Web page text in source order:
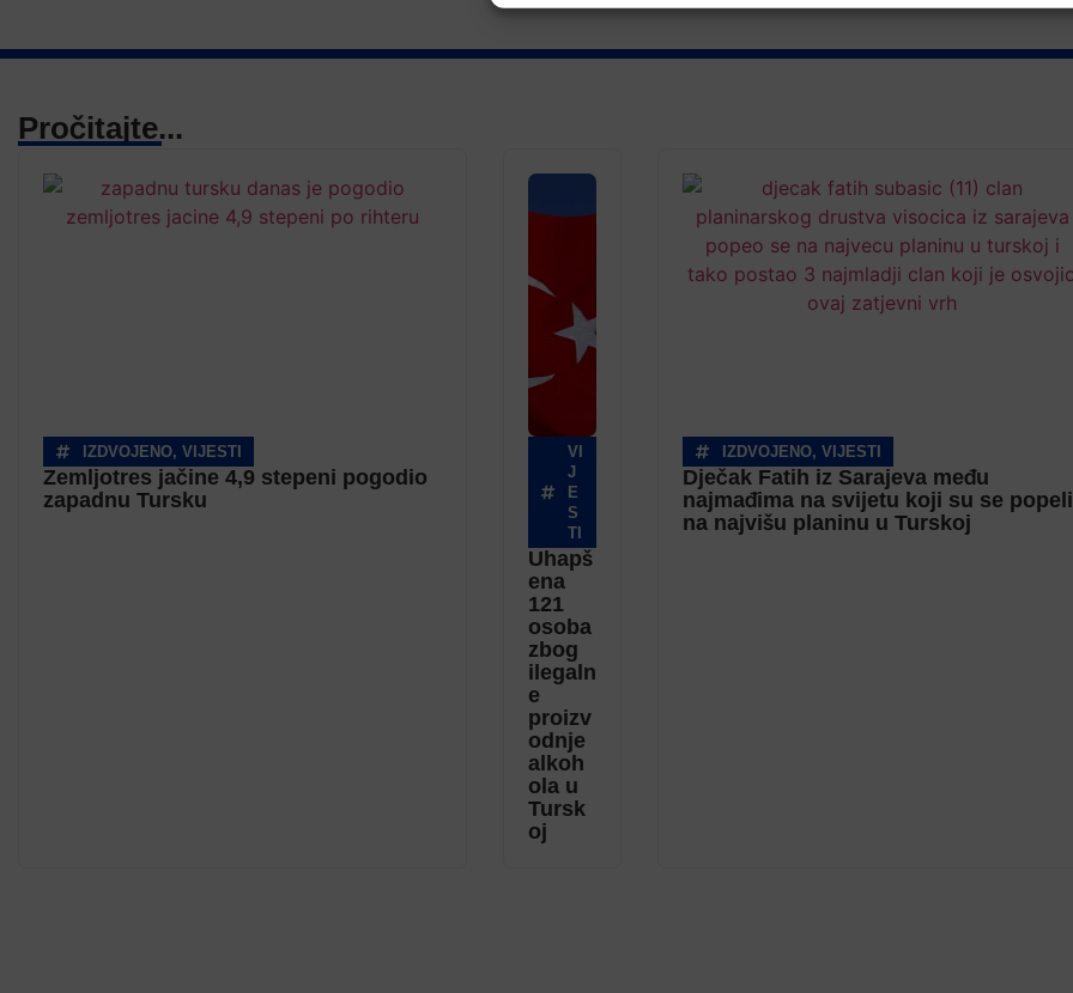
Pročitajte...
IZDVOJENO, VIJESTI
Zemljotres jačine 4,9 stepeni pogodio
zapadnu Tursku
VI
J
E
S
TI
Uhapš
ena
121
osoba
zbog
ilegaln
e
proizv
odnje
alkoh
ola u
Tursk
oj
IZDVOJENO, VIJESTI
Dječak Fatih iz Sarajeva među
najmađima na svijetu koji su se popeli
na najvišu planinu u Turskoj